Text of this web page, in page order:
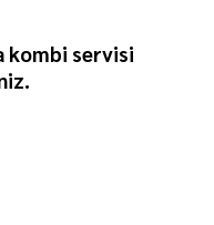
kombi servisi